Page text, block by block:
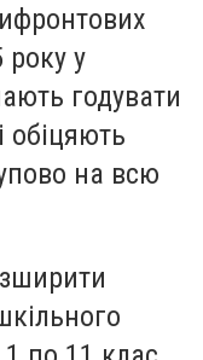
року у
годувати
обіцяють
на всю